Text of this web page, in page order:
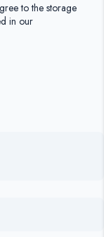
to the storage
in our